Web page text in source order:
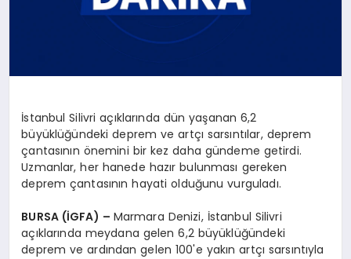
İstanbul Silivri açıklarında dün yaşanan 6,2
büyüklüğündeki deprem ve artçı sarsıntılar, deprem
çantasının önemini bir kez daha gündeme getirdi.
Uzmanlar, her hanede hazır bulunması gereken
deprem çantasının hayati olduğunu vurguladı.
BURSA (İGFA) – Marmara Denizi, İstanbul Silivri
açıklarında meydana gelen 6,2 büyüklüğündeki
deprem ve ardından gelen 100'e yakın artçı sarsıntıyla